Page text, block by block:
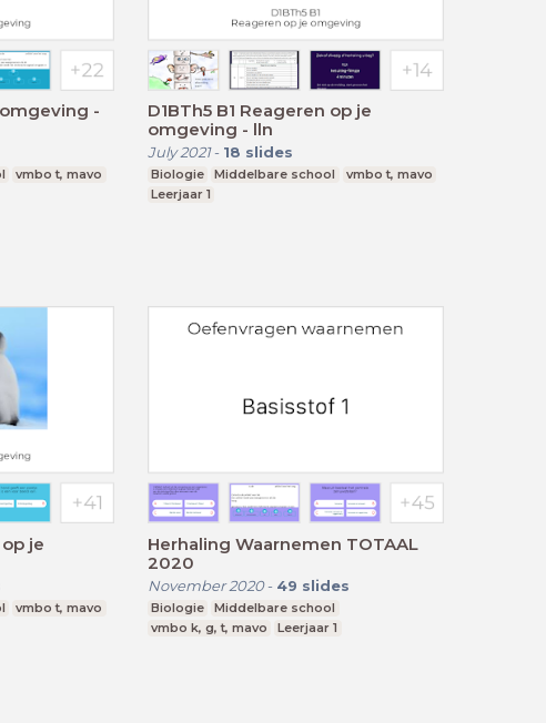
omgeving -
vmbo t, mavo
D1BTh5 B1 Reageren op je
omgeving - lln
July 2021- 18 slides
Biologie Middelbare school
vmbo t, mavo
Leerjaar 1
je
vmbo t, mavo
Herhaling Waarnemen TOTAAL
2020
November 2020- 49 slides
Biologie
Middelbare school
vmbo k, g, t, mavo
Leerjaar 1